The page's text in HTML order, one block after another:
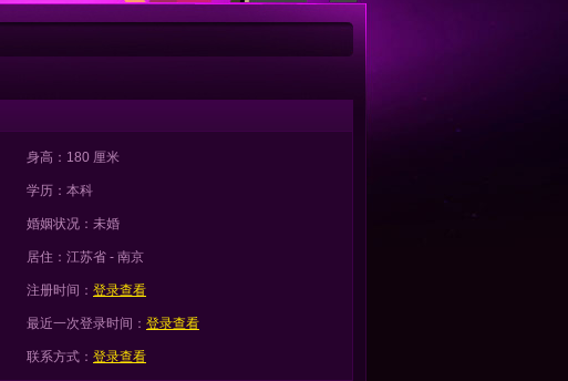
身高：180 厘米
学历：本科
婚姻状况：未婚
居住：江苏省 - 南京
注册时间： 登录查看
最近一次登录时间： 登录查看
联系方式： 登录查看